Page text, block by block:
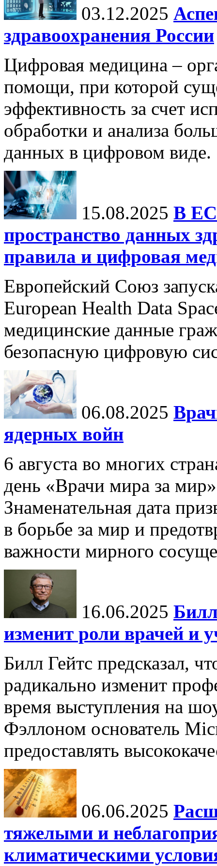
03.12.2025
здравоохранения России
Цифровая медицина –
помощи, при которой
эффективность за счет
обработки и анализа
данных в цифровом виде.
15.08.2025 В ЕС
пространство данных
правила и цифровая
Европейский Союз
European Health Data
медицинские данные
безопасную цифровую
06.08.2025
ядерных войн
6 августа во многих
день «Врачи мира за
Знаменательная дата
в борьбе за мир и
важности мирного
16.06.2025
изменит роли врачей и
Билл Гейтс предсказал,
радикально изменит
время выступления на
Фэллоном основатель
предоставлять
06.06.2025
тяжелыми и
климатическими